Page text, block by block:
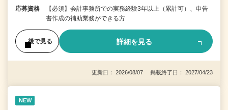
応募資格
【必須】会計事務所での実務経験3年以上（累計可）、申告
書作成の補助業務ができる方
後で見る 詳細を見る
更新日： 2026/08/07 掲載終了日： 2027/04/23
NEW